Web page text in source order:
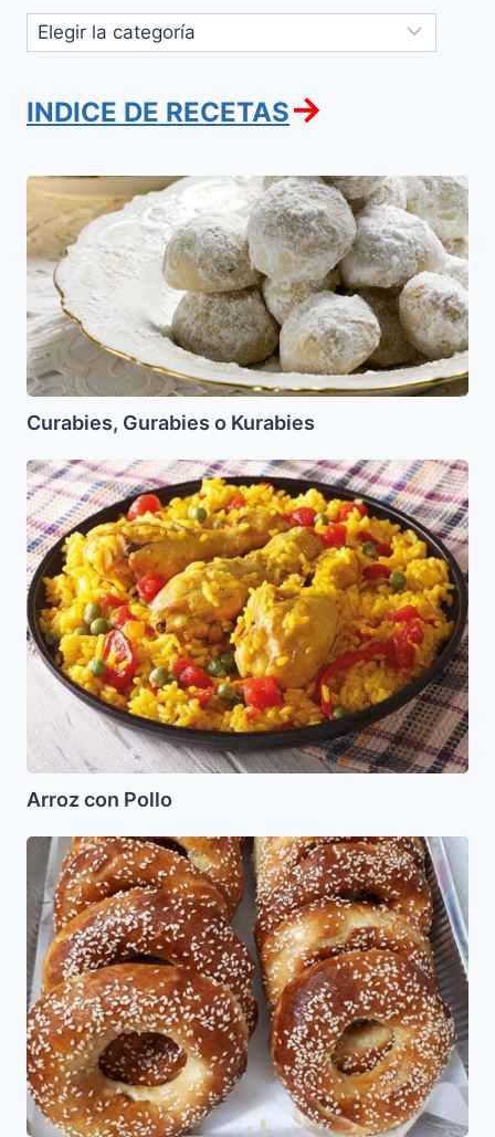
Categorías
INDICE DE RECETAS→
Curabies,
Gurabies
o
Kurabies
Curabies, Gurabies o Kurabies
Arroz
con
Pollo
Arroz con Pollo
Cake
Dulce